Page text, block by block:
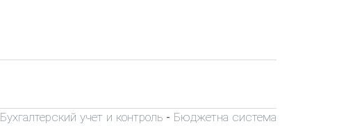
Бухгалтерский учет и контроль - Бюджетна система